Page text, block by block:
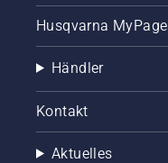
Husqvarna
Händler
Kontakt
Aktuelles